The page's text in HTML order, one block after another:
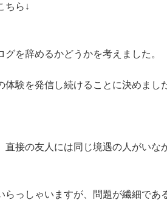
ちら↓
を辞めるかどうかを考えました。
験を発信し続けることに決めまし
接の友人には同じ境遇の人がいな
らっしゃいますが、問題が繊細であ